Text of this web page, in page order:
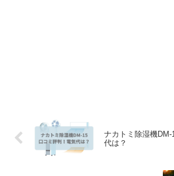
ナカトミ除湿機
代は？